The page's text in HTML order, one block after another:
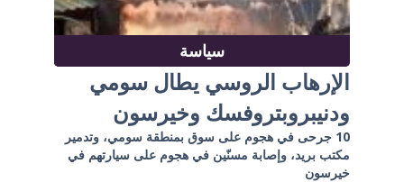
سياسة
الإرهاب الروسي يطال سومي
ودنيبروبتروفسك وخيرسون
10 جرحى في هجوم على سوق بمنطقة سومي، وتدمير
مكتب بريد، وإصابة مسنّين في هجوم على سيارتهم في
خيرسون